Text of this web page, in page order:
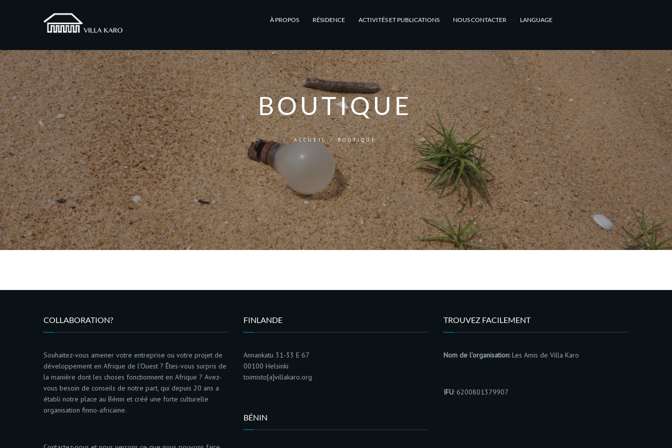
À PROPOS RÉSIDENCE ACTIVITÉS ET PUBLICATIONS NOUS CONTACTER LANGUAGE
BOUTIQUE
ACCUEIL/ BOUTIQUE
COLLABORATION?
Souhaitez-vous amener votre entreprise ou votre projet de
développement en Afrique de l’Ouest ? Êtes-vous surpris de
la manière dont les choses fonctionnent en Afrique ? Avez-
vous besoin de conseils de notre part, qui depuis 20 ans a
établi notre place au Bénin et créé une forte culturelle
organisation finno-africaine.
FINLANDE
Annankatu 31-33 E 67
00100 Helsinki
toimisto[a]villakaro.org
BÉNIN
TROUVEZ FACILEMENT
Nom de l’organisation:Les Amis de Villa Karo
IFU: 6200801379907